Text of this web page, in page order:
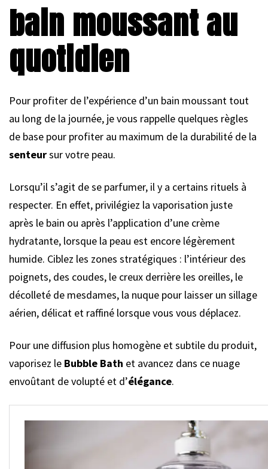
bain moussant au
quotidien
Pour profiter de l’expérience d’un bain moussant tout
au long de la journée, je vous rappelle quelques règles
de base pour profiter au maximum de la durabilité de la
senteursur votre peau.
Lorsqu’il s’agit de se parfumer, il y a certains rituels à
respecter. En effet, privilégiez la vaporisation juste
après le bain ou après l’application d’une crème
hydratante, lorsque la peau est encore légèrement
humide. Ciblez les zones stratégiques : l’intérieur des
poignets, des coudes, le creux derrière les oreilles, le
décolleté de mesdames, la nuque pour laisser un sillage
aérien, délicat et raffiné lorsque vous vous déplacez.
Pour une diffusion plus homogène et subtile du produit,
vaporisez le Bubble Bath et avancez dans ce nuage
envoûtant de volupté et d’élégance.